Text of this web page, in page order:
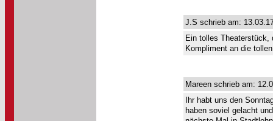
J.S schrieb am:
Ein tolles Theaterstück,
Kompliment an die
Mareen schrieb am:
Ihr habt uns den
haben soviel gelacht